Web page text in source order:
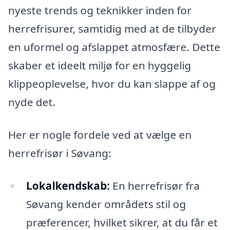
nyeste trends og teknikker inden for
herrefrisurer, samtidig med at de tilbyder
en uformel og afslappet atmosfære. Dette
skaber et ideelt miljø for en hyggelig
klippeoplevelse, hvor du kan slappe af og
nyde det.
Her er nogle fordele ved at vælge en
herrefrisør i Søvang:
Lokalkendskab: En herrefrisør fra
Søvang kender områdets stil og
præferencer, hvilket sikrer, at du får et